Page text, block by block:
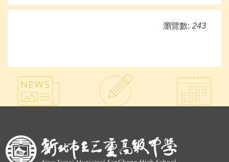
瀏覽數: 243